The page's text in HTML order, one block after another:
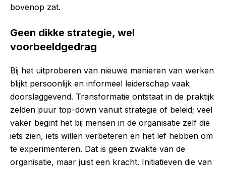
bovenop zat.
Geen dikke strategie, wel
voorbeeldgedrag
Bij het uitproberen van nieuwe manieren van werken
blijkt persoonlijk en informeel leiderschap vaak
doorslaggevend. Transformatie ontstaat in de praktijk
zelden puur top-down vanuit strategie of beleid; veel
vaker begint het bij mensen in de organisatie zelf die
iets zien, iets willen verbeteren en het lef hebben om
te experimenteren. Dat is geen zwakte van de
organisatie, maar juist een kracht. Initiatieven die van